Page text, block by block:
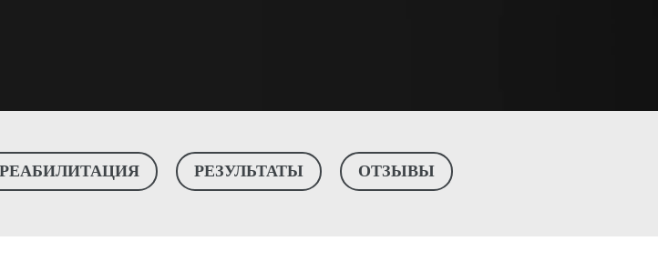
РЕАБИЛИТАЦИЯ РЕЗУЛЬТАТЫ ОТЗЫВЫ